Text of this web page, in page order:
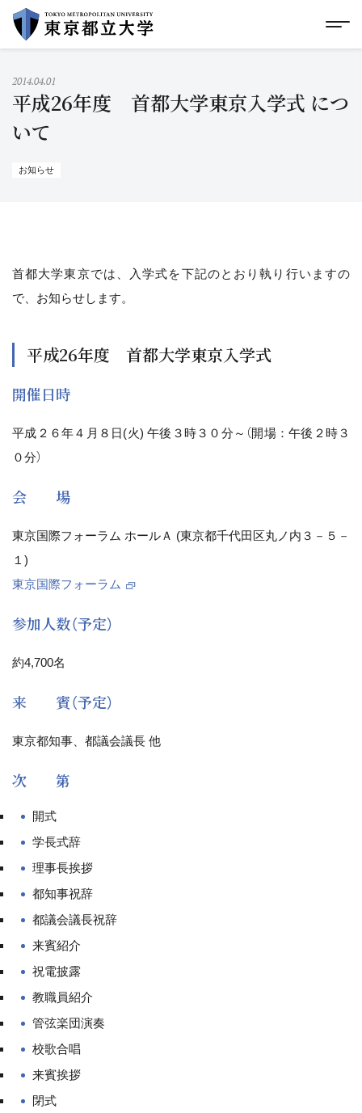
イ
グローバルメニューにスキップ メ
2014.04.01
平成26年度 首都大学東京入学式 につ
いて
お知らせ
首都大学東京では、入学式を下記のとおり執り行いますの
で、お知らせします。
平成26年度 首都大学東京入学式
開催日時
平成２６年４月８日(火) 午後３時３０分～（開場：午後２時３
０分）
会 場
東京国際フォーラム ホールＡ (東京都千代田区丸ノ内３－５－
１)
東京国際フォーラム
参加人数（予定）
約4,700名
来 賓（予定）
東京都知事、都議会議長 他
次 第
開式
学長式辞
理事長挨拶
都知事祝辞
都議会議長祝辞
来賓紹介
祝電披露
教職員紹介
管弦楽団演奏
校歌合唱
来賓挨拶
閉式